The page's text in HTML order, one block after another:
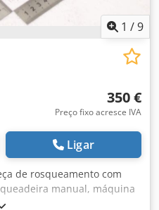
1 /9
350 €
Preço fixo acresce IVA
Ligar
de rosqueamento com
manual, máquina
em tubos, cabeçote de